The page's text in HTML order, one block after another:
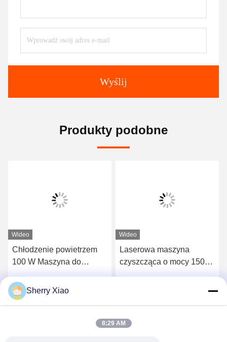
Wyślij
Produkty podobne
Wideo
Chłodzenie powietrzem
100 W Maszyna do
Usuwanie rdzy Powłoka
olejowa silnikaRozmawiaj Teraz.
Wideo
Laserowa maszyna
czyszcząca o mocy 1500
Sherry Xiao
8:29 AM